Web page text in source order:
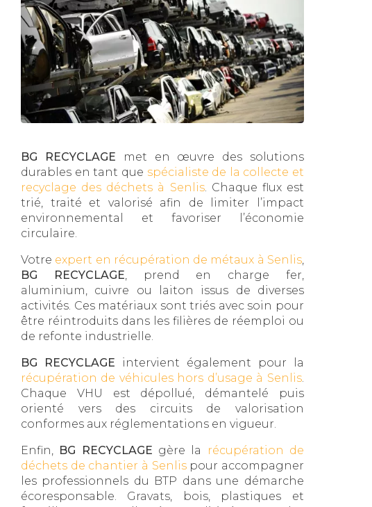
BG RECYCLAGE met en œuvre des solutions
durables en tant que spécialiste de la collecte et
recyclage des déchets à Senlis. Chaque flux est
trié, traité et valorisé afin de limiter l’impact
environnemental et favoriser l’économie
circulaire.
Votre expert en récupération de métaux à Senlis,
BG RECYCLAGE, prend en charge fer,
aluminium, cuivre ou laiton issus de diverses
activités. Ces matériaux sont triés avec soin pour
être réintroduits dans les filières de réemploi ou
de refonte industrielle.
BG RECYCLAGE intervient également pour la
récupération de véhicules hors d’usage à Senlis.
Chaque VHU est dépollué, démantelé puis
orienté vers des circuits de valorisation
conformes aux réglementations en vigueur.
Enfin, BG RECYCLAGE gère la
récupération de
déchets de chantier à Senlispour accompagner
les professionnels du BTP dans une démarche
écoresponsable. Gravats, bois, plastiques et